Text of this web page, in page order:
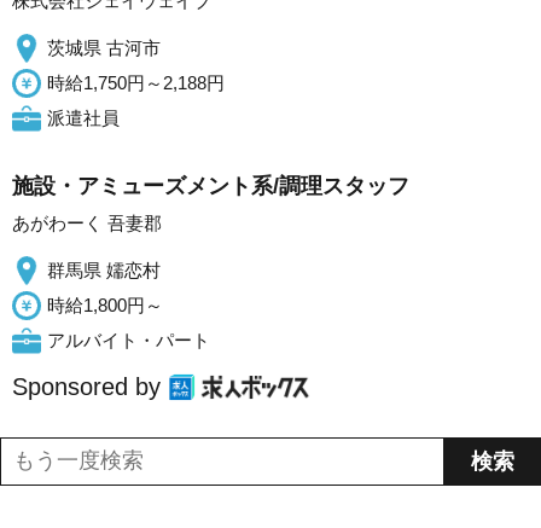
茨城県 古河市
時給1,750円～2,188円
派遣社員
施設・アミューズメント系/調理スタッフ
あがわーく 吾妻郡
群馬県 嬬恋村
時給1,800円～
アルバイト・パート
Sponsored by